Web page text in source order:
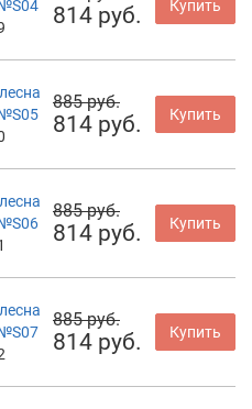
814 руб. Купить
885 руб.
814 руб. Купить
885 руб.
814 руб. Купить
885 руб.
814 руб. Купить